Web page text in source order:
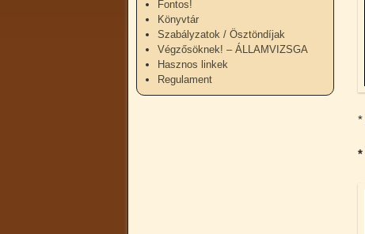
Fontos!
Könyvtár
Szabályzatok / Ösztöndíjak
Végzősöknek! – ÁLLAMVIZSGA
Hasznos linkek
Regulament
*
*